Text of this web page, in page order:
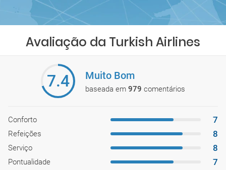
Avaliação da Turkish Airlines
7.4 Muito Bom
baseada em 979 comentários
Conforto 7
Refeições 8
Serviço 8
Pontualidade 7